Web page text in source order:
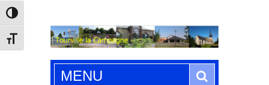
Passer en contraste élevé
Changer la taille de la police
MENU